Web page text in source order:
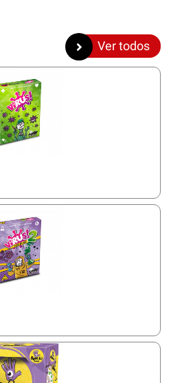
Ver todos